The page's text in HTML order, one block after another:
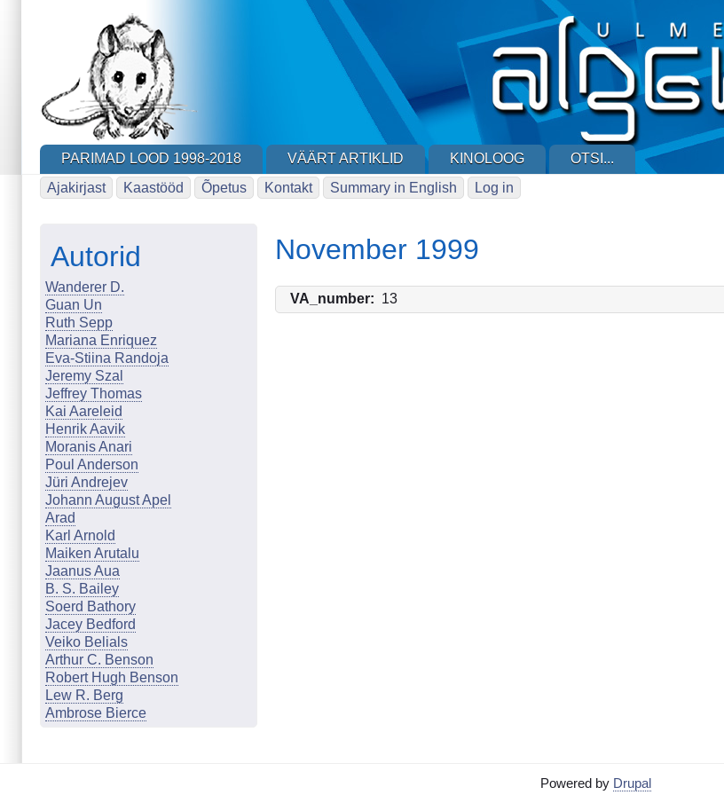
PARIMAD LOOD 1998-2018 VÄÄRT ARTIKLID KINOLOOG
OTSI...
Ajakirjast
Kaastööd Õpetus Kontakt Summary in English Log in
Autorid
Wanderer D.
Guan Un
Ruth Sepp
Mariana Enriquez
Eva-Stiina Randoja
Jeremy Szal
Jeffrey Thomas
Kai Aareleid
Henrik Aavik
Moranis Anari
Poul Anderson
Jüri Andrejev
Johann August Apel
Arad
Karl Arnold
Maiken Arutalu
Jaanus Aua
B. S. Bailey
Soerd Bathory
Jacey Bedford
Veiko Belials
Arthur C. Benson
Robert Hugh Benson
Lew R. Berg
Ambrose Bierce
November 1999
VA_number 13
Powered by Drupal